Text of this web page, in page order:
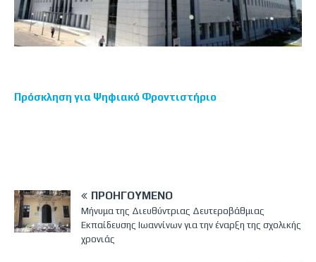
Πρόσκληση για Ψηφιακό Φροντιστήριο
ΠΡΟΗΓΟΎΜΕΝΟ
Μήνυμα της Διευθύντριας Δευτεροβάθμιας
Εκπαίδευσης Ιωαννίνων για την έναρξη της σχολικής
χρονιάς